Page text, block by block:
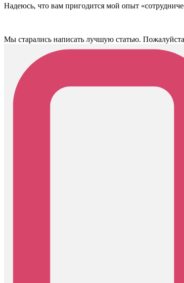
Надеюсь, что вам пригодится мой опыт
Мы старались написать лучшую статью.